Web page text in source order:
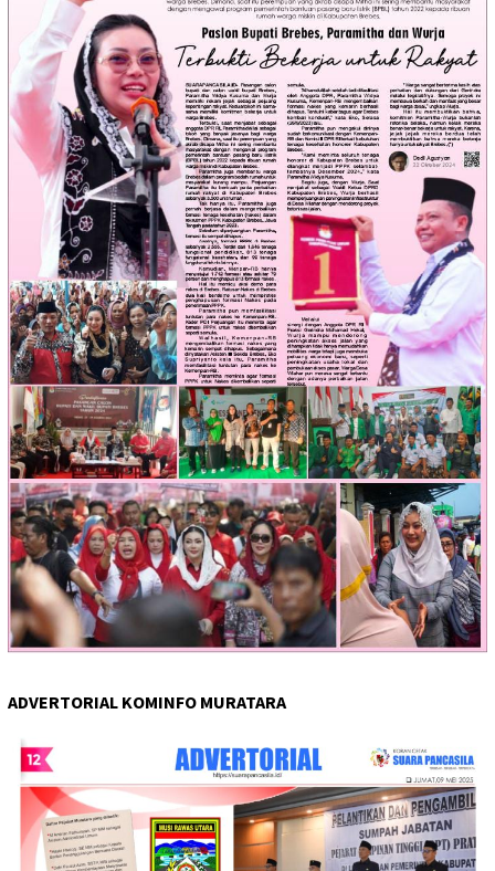
ADVERTORIAL KOMINFO MURATARA